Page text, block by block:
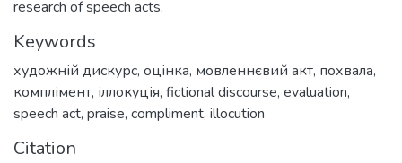
research of speech acts.
Keywords
художній дискурс, оцінка, мовленнєвий акт, похвала,
комплімент, іллокуція, fictional discourse, evaluation,
speech act, praise, compliment, illocution
Citation